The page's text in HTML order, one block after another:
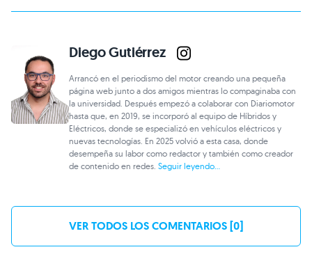
Diego Gutiérrez
Arrancó en el periodismo del motor creando una pequeña
página web junto a dos amigos mientras lo compaginaba con
la universidad. Después empezó a colaborar con Diariomotor
hasta que, en 2019, se incorporó al equipo de Híbridos y
Eléctricos, donde se especializó en vehículos eléctricos y
nuevas tecnologías. En 2025 volvió a esta casa, donde
desempeña su labor como redactor y también como creador
de contenido en redes.Seguir leyendo...
VER TODOS LOS COMENTARIOS [0]